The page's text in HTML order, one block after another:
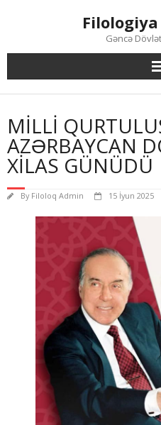
Gəncə
MİLLİ
AZƏRBAYCAN
XİLAS GÜNÜDÜ
By Filoloq Admin 15 İyun 2025